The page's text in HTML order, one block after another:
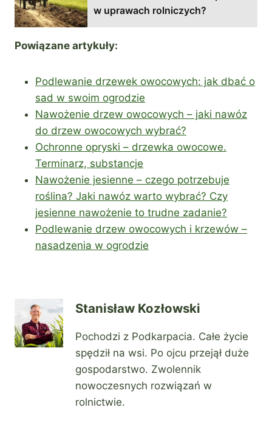
w uprawach rolniczych?
Powiązane artykuły:
Podlewanie drzewek owocowych: jak dbać o
sad w swoim ogrodzie
Nawożenie drzew owocowych – jaki nawóz
do drzew owocowych wybrać?
Ochronne opryski – drzewka owocowe.
Terminarz, substancje
Nawożenie jesienne – czego potrzebuje
roślina? Jaki nawóz warto wybrać? Czy
jesienne nawożenie to trudne zadanie?
Podlewanie drzew owocowych i krzewów –
nasadzenia w ogrodzie
Stanisław Kozłowski
Pochodzi z Podkarpacia. Całe życie
spędził na wsi. Po ojcu przejął duże
gospodarstwo. Zwolennik
nowoczesnych rozwiązań w
rolnictwie.